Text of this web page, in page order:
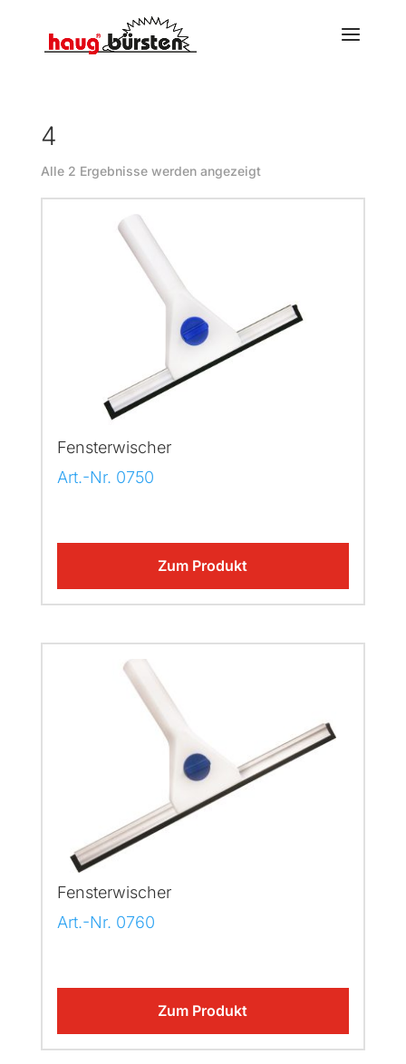
4
Alle 2 Ergebnisse werden angezeigt
Fensterwischer
Art.-Nr. 0750
Zum Produkt
Fensterwischer
Art.-Nr. 0760
Zum Produkt